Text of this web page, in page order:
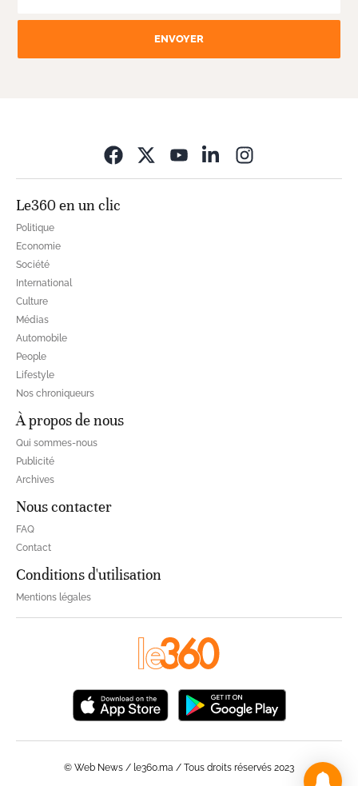
ENVOYER
Le360 en un clic
Politique
Economie
Société
International
Culture
Médias
Automobile
People
Lifestyle
Nos chroniqueurs
À propos de nous
Qui sommes-nous
Publicité
Archives
Nous contacter
FAQ
Contact
Conditions d'utilisation
Mentions légales
© Web News / le360.ma / Tous droits réservés 2023